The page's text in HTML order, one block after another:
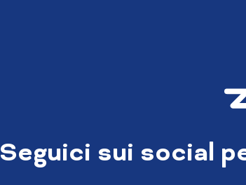
Seguici sui social